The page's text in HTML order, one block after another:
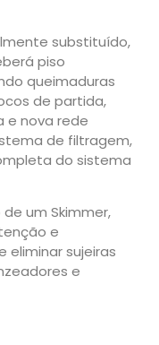
substituído,
piso
queimaduras
de partida,
e nova rede
de filtragem,
do sistema
um Skimmer,
e
eliminar sujeiras
e